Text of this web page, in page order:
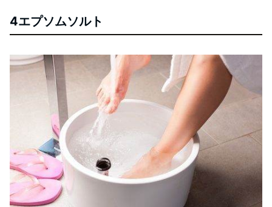
4エプソムソルト